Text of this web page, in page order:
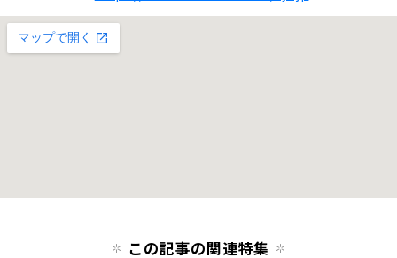
この記事の関連特集